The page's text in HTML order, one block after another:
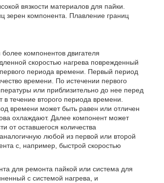
вязкости материалов для пайки.
зерен компонента. Плавление границ
компонентов двигателя
скоростью нагрева поврежденный
периода времени. Первый период
времени. По истечении первого
или приблизительно до нее перед
течение второго периода времени.
времени может быть равен или отличен
охлаждают. Далее компонент может
от оставшегося количества
любой из первой или второй
с, например, быстрой скоростью
для ремонта пайкой или система для
с системой нагрева, и